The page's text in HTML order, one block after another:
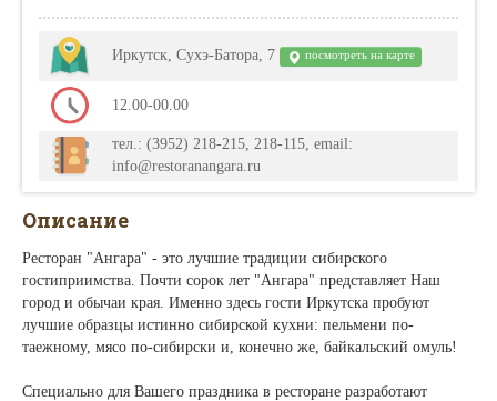
Иркутск, Сухэ-Батора, 7 посмотреть на карте
12.00-00.00
тел.: (3952) 218-215, 218-115, email:
info@restoranangara.ru
Описание
Ресторан "Ангара" - это лучшие традиции сибирского
гостиприимства. Почти сорок лет "Ангара" представляет Наш
город и обычаи края. Именно здесь гости Иркутска пробуют
лучшие образцы истинно сибирской кухни: пельмени по-
таежному, мясо по-сибирски и, конечно же, байкальский омуль!
Специально для Вашего праздника в ресторане разработают